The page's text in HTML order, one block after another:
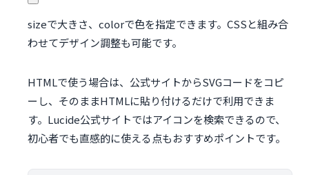
sizeで大きさ、 colorで色を指定できます。CSSと組み合
わせてデザイン調整も可能です。
HTMLで使う場合は、公式サイトからSVGコードをコピ
ーし、そのままHTMLに貼り付けるだけで利用できま
す。Lucide公式サイトではアイコンを検索できるので、
初心者でも直感的に使える点もおすすめポイントです。